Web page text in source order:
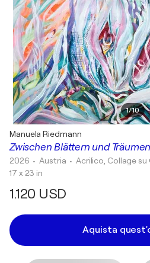
1/10
Zwischen Blättern und Träumen
Manuela Riedmann
2026 • Austria • Acrilico, Collage su
17 x 23 in
1.120 USD
Aquista